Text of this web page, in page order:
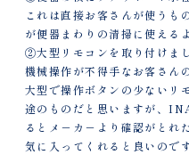
これは直接お客さんが使うも
が便器まわりの清掃に使える
②大型リモコンを取り付けまし
機械操作が不得手なお客さん
大型で操作ボタンの少ないリ
途のものだと思いますが、
るとメ－カ－より確認がとれ
気に入ってくれると良いのです